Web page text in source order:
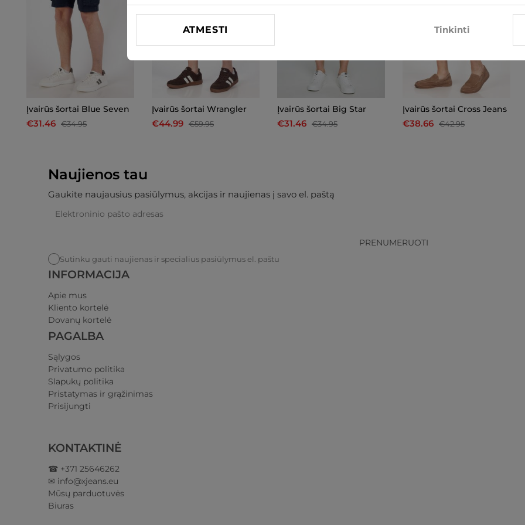
Įvairūs šortai Blue Seven
€31.46 €34.95
Įvairūs šortai Wrangler
€44.99 €59.95
Įvairūs šortai Big Star
€31.46 €34.95
Įvairūs šortai Cross Jeans
€38.66 €42.95
Naujienos tau
Gaukite naujausius pasiūlymus, akcijas ir naujienas į savo el. paštą
PRENUMERUOTI
Sutinku gauti naujienas ir specialius pasiūlymus el. paštu
INFORMACIJA
Apie mus
Kliento kortelė
Dovanų kortelė
PAGALBA
Sąlygos
Privatumo politika​
Slapukų politika
Pristatymas ir grąžinimas​
Prisijungti​
KONTAKTINĖ
☎ +371 25646262
✉ info@xjeans.eu
Mūsų parduotuvės
Biuras
ATMESTI Tinkinti